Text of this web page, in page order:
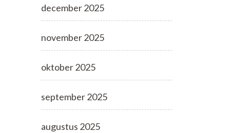
december 2025
november 2025
oktober 2025
september 2025
augustus 2025